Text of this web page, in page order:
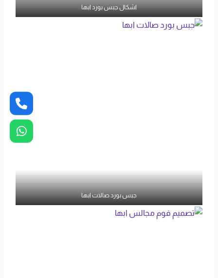
اشكال جبس بورد ابها
جبس بورد صالات ابها